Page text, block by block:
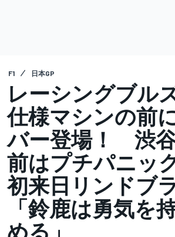
F1 日本GP
レーシングブル
仕様マシンの前
バー登場！ 渋
前はプチパニッ
初来日リンドブ
「鈴鹿は勇気を
める」